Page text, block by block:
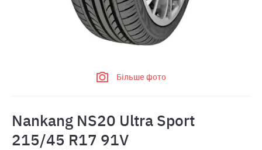
Більше фото
Nankang NS20 Ultra Sport
215/45 R17 91V